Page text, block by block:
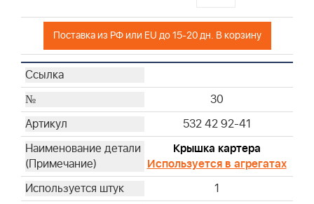
Поставка из РФ или EU до 15-20 дн. В корзину
30
532 42 92-41
Крышка картера
Используется в агрегатах
1